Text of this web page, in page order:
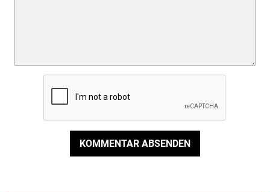
KOMMENTAR ABSENDEN